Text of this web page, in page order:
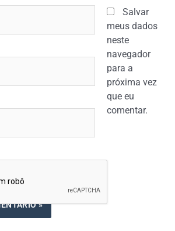
Salvar
meus dados
neste
navegador
para a
próxima vez
que eu
comentar.